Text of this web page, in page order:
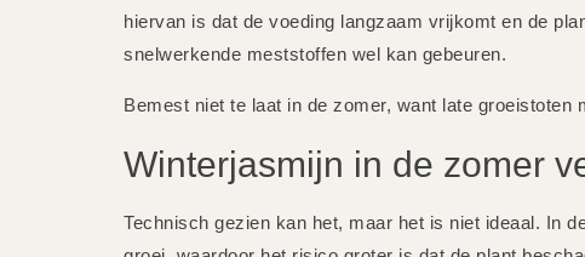
hiervan is dat de voeding langzaam vrijkomt en de
snelwerkende meststoffen wel kan gebeuren.
Bemest niet te laat in de zomer, want late groeistoten
Winterjasmijn in de zomer
Technisch gezien kan het, maar het is niet ideaal. In